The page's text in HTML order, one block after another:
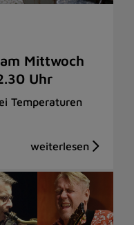
Mittwoch
Uhr
Temperaturen